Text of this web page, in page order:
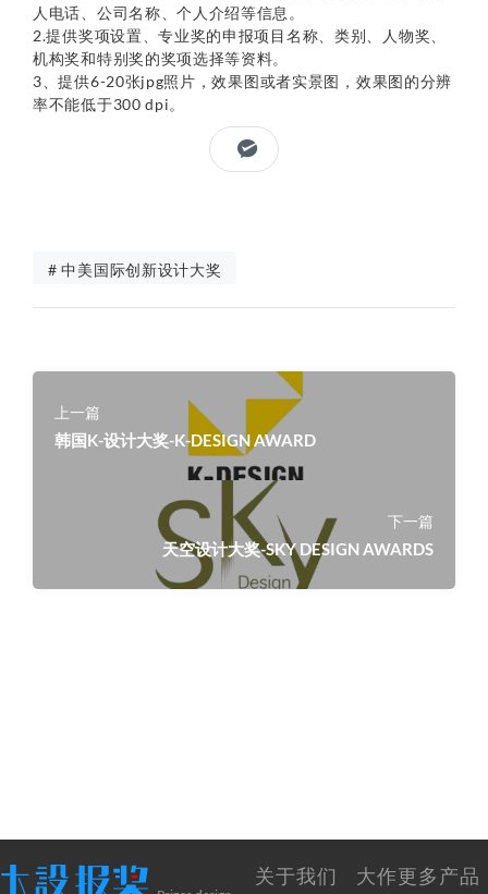
人电话、公司名称、个人介绍等信息。
2.提供奖项设置、专业奖的申报项目名称、类别、人物奖、
机构奖和特别奖的奖项选择等资料。
3、提供6-20张jpg照片，效果图或者实景图，效果图的分辨
率不能低于300 dpi。
# 中美国际创新设计大奖
上一篇
韩国K-设计大奖-K-DESIGN AWARD
下一篇
天空设计大奖-SKY DESIGN AWARDS
关于我们 大作更多产品